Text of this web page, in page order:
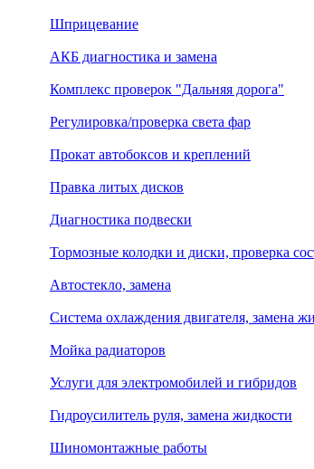
Шприцевание
АКБ диагностика и замена
Комплекс проверок "Дальняя дорога"
Регулировка/проверка света фар
Прокат автобоксов и креплений
Правка литых дисков
Диагностика подвески
Тормозные колодки и диски, проверка
Автостекло, замена
Система охлаждения двигателя, замена
Мойка радиаторов
Услуги для электромобилей и гибридов
Гидроусилитель руля, замена жидкости
Шиномонтажные работы